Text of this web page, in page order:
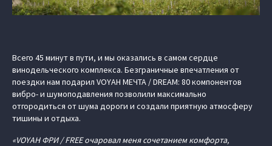
Всего 45 минут в пути, и мы оказались в самом сердце
винодельческого комплекса. Безграничные впечатления от
поездки нам подарил VOYAH МЕЧТА / DREAM: 80 компонентов
вибро- и шумоподавления позволили максимально
отгородиться от шума дороги и создали приятную атмосферу
тишины и отдыха.
«VOYAH ФРИ / FREE очаровал меня сочетанием комфорта,